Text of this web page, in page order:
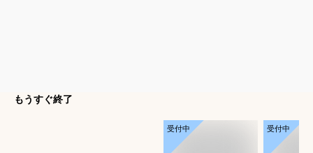
もうすぐ終了
受付中 受付中